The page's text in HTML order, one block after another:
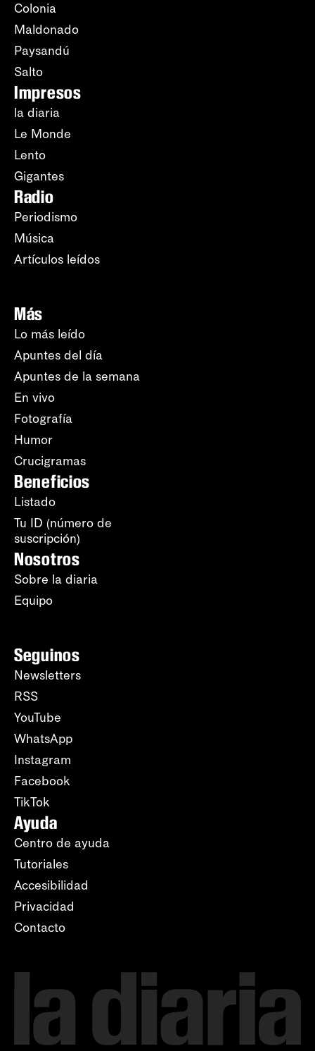
Colonia
Maldonado
Paysandú
Salto
Impresos
la diaria
Le Monde
Lento
Gigantes
Radio
Periodismo
Música
Artículos leídos
Más
Lo más leído
Apuntes del día
Apuntes de la semana
En vivo
Fotografía
Humor
Crucigramas
Beneficios
Listado
Tu ID (número de
suscripción)
Nosotros
Sobre la diaria
Equipo
Seguinos
Newsletters
RSS
YouTube
WhatsApp
Instagram
Facebook
TikTok
Ayuda
Centro de ayuda
Tutoriales
Accesibilidad
Privacidad
Contacto